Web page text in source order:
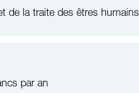
de la traite des êtres humains
par an